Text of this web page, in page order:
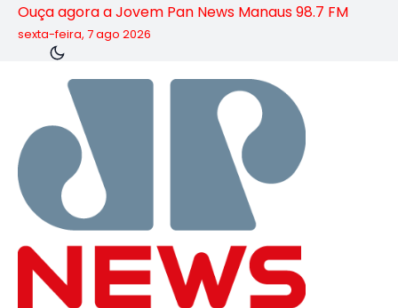
Ouça agora a Jovem Pan News Manaus 98.7 FM
sexta-feira, 7 ago 2026